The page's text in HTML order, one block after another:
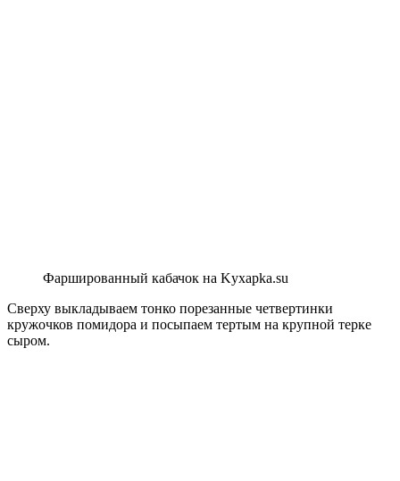
Фаршированный кабачок на Kyxapka.su
Сверху выкладываем тонко порезанные четвертинки
кружочков помидора и посыпаем тертым на крупной терке
сыром.